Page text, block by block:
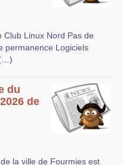
Club Linux Nord Pas de
permanence Logiciels
du
de
la ville de Fourmies est